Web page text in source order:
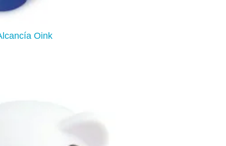
Oink